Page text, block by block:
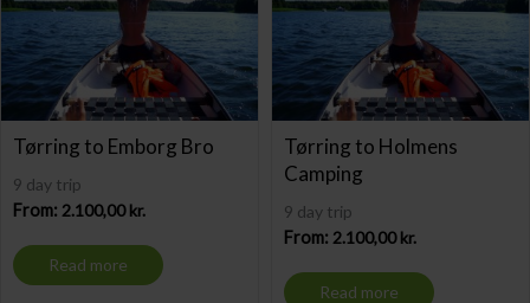
Tørring to Emborg Bro
9 day trip
From: 2.100,00kr.
Read more
Tørring to Holmens
Camping
9 day trip
From: 2.100,00kr.
Read more